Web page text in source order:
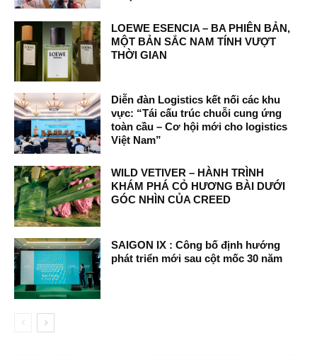
LOEWE ESENCIA – BA PHIÊN BẢN,
MỘT BẢN SẮC NAM TÍNH VƯỢT
THỜI GIAN
Diễn đàn Logistics kết nối các khu
vực: “Tái cấu trúc chuỗi cung ứng
toàn cầu – Cơ hội mới cho logistics
Việt Nam”
WILD VETIVER – HÀNH TRÌNH
KHÁM PHÁ CỎ HƯƠNG BÀI DƯỚI
GÓC NHÌN CỦA CREED
SAIGON IX : Công bố định hướng
phát triển mới sau cột mốc 30 năm